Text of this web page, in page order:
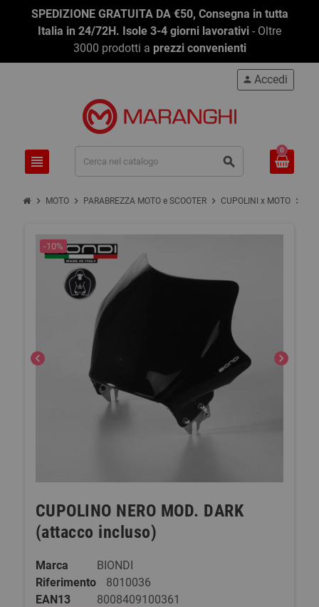
SPEDIZIONE GRATUITA DA €50, Consegna in tutta
Italia in 24/72H. Isole 3-4 giorni lavorativi - Oltre
3000 prodotti a prezzi convenienti
view_headline search
person Accedi
0
chevron_right MOTO chevron_right PARABREZZA MOTO e SCOOTER chevron_right CUPOLINI x MOTO chevron_right
chevron_left chevron_right
-10%
CUPOLINO NERO MOD. DARK
(attacco incluso)
Marca
BIONDI
Riferimento
8010036
EAN13
8008409100361